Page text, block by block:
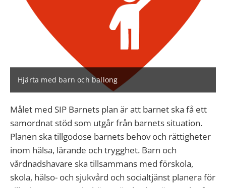
Hjärta med barn och ballong
Målet med SIP Barnets plan är att barnet ska få ett
samordnat stöd som utgår från barnets situation.
Planen ska tillgodose barnets behov och rättigheter
inom hälsa, lärande och trygghet. Barn och
vårdnadshavare ska tillsammans med förskola,
skola, hälso- och sjukvård och socialtjänst planera för